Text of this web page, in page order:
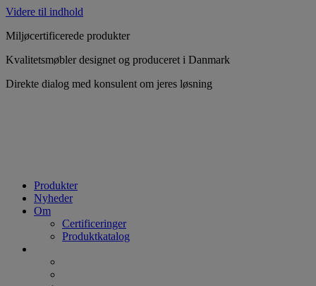
Videre til indhold
Miljøcertificerede produkter
Kvalitetsmøbler designet og produceret i Danmark
Direkte dialog med konsulent om jeres løsning
Produkter
Nyheder
Om
Certificeringer
Produktkatalog